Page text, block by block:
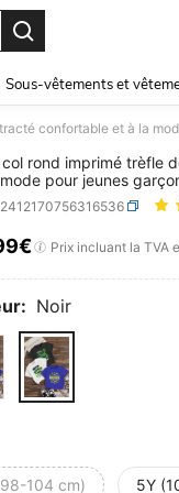
Sous-vêtements et
confortable et à la
rond imprimé trèfle
pour jeunes
AND
Prix incluant la TVA
Noir
104 cm) 5Y